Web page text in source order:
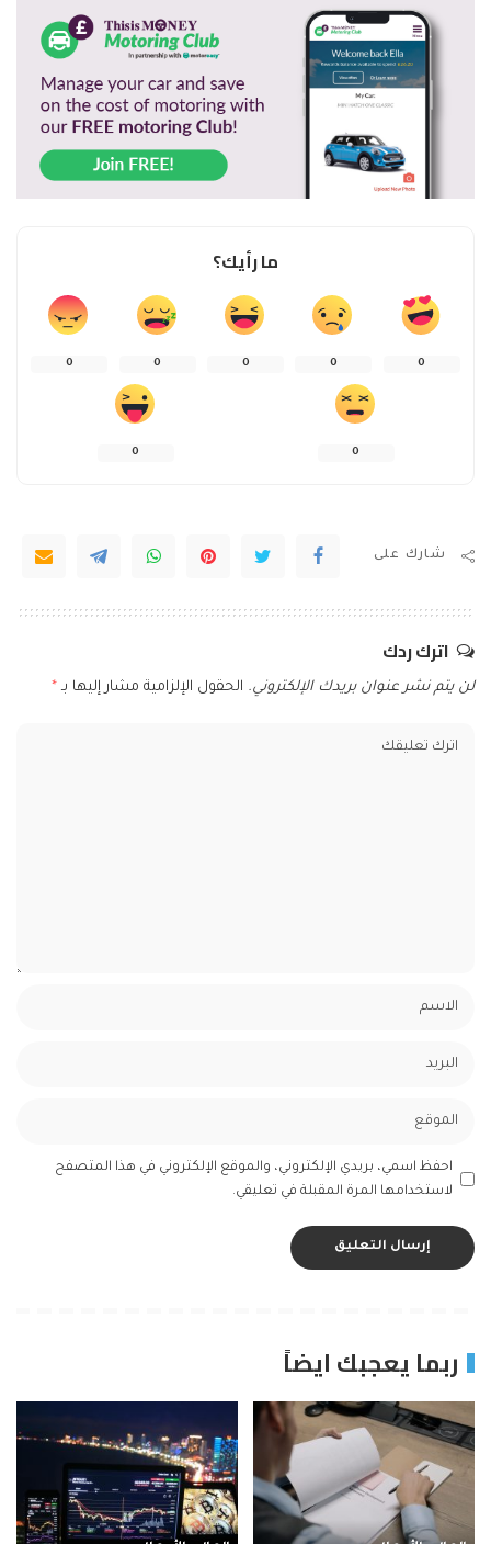
ما رأيك؟
0
0
0
0
0
0
0
شارك على
اترك ردك
لن يتم نشر عنوان بريدك الإلكتروني. الحقول الإلزامية مشار إليها بـ *
احفظ اسمي، بريدي الإلكتروني، والموقع الإلكتروني في هذا المتصفح
لاستخدامها المرة المقبلة في تعليقي.
ربما يعجبك ايضاً